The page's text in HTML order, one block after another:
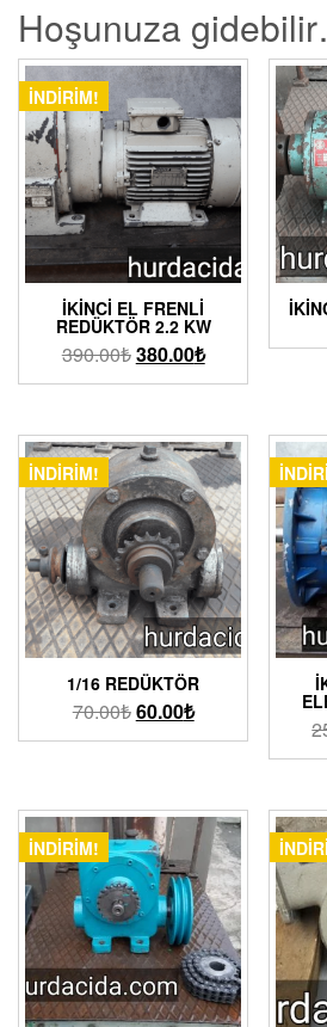
Hoşunuza
İNDIRIM!
İKINCI EL FRENLI
REDÜKTÖR 2.2 KW
390.00₺380.00₺
İNDIRIM!
1/16 REDÜKTÖR
70.00₺60.00₺
İNDIRIM!